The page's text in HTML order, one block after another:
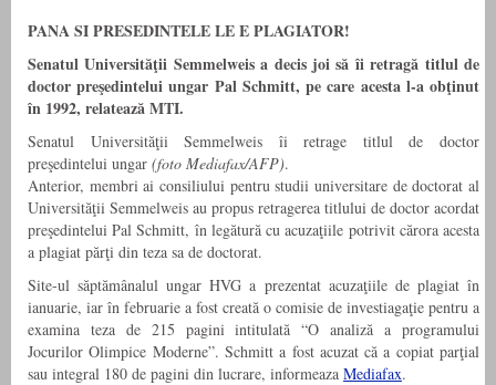
PANA SI PRESEDINTELE LE E PLAGIATOR!
Senatul Universităţii Semmelweis a decis joi să îi retragă titlul de
doctor preşedintelui ungar Pal Schmitt, pe care acesta l-a obţinut
în 1992, relatează MTI.
Senatul Universităţii Semmelweis îi retrage titlul de doctor
preşedintelui ungar (foto Mediafax/AFP).
Anterior, membri ai consiliului pentru studii universitare de doctorat al
Universităţii Semmelweis au propus retragerea titlului de doctor acordat
preşedintelui Pal Schmitt, în legătură cu acuzaţiile potrivit cărora acesta
a plagiat părţi din teza sa de doctorat.
Site-ul săptămânalul ungar HVG a prezentat acuzaţiile de plagiat în
ianuarie, iar în februarie a fost creată o comisie de investiagaţie pentru a
examina teza de 215 pagini intitulată “O analiză a programului
Jocurilor Olimpice Moderne”. Schmitt a fost acuzat că a copiat parţial
sau integral 180 de pagini din lucrare, informeaza Mediafax.